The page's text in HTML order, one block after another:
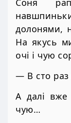
долонями,
На якусь
очі і чую
— В сто
А далі вже
чую…